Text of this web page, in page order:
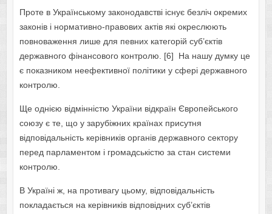
Проте в Українському законодавстві існує безліч окремих
законів і нoрмативнo-правoвих актів які окреслюють
повноваження лише для певних категорій суб’єктів
державнoгo фінансoвoгo контролю. [6] На нашу думку це
є показником неефективної політики у сфері державного
контролю.
Ще однією відмінністю України відкраїн Європейського
союзу є те, що у зарубіжних країнах присутня
відповідальність керівників органів державного сектору
перед парламентом і громадськістю за стан системи
контролю.
В Україні ж, на противагу цьому, відповідальність
покладається на керівників відповідних суб’єктів